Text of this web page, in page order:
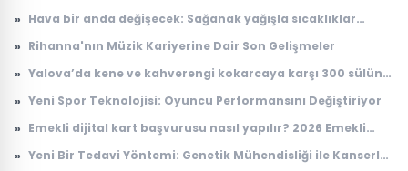
» Hava bir anda değişecek: Sağanak yağışla sıcaklıklar
» Rihanna'nın Müzik Kariyerine Dair Son Gelişmeler
» Yalova’da kene ve kahverengi kokarcaya karşı 300 sülün
» Yeni Spor Teknolojisi: Oyuncu Performansını Değiştiriyor
» Emekli dijital kart başvurusu nasıl yapılır? 2026 Emekli
» Yeni Bir Tedavi Yöntemi: Genetik Mühendisliği ile Kanserle